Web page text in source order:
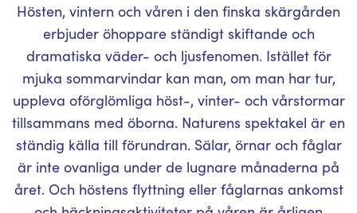
Hösten, vintern och våren i den finska skärgården
erbjuder öhoppare ständigt skiftande och
dramatiska väder- och ljusfenomen. Istället för
mjuka sommarvindar kan man, om man har tur,
uppleva oförglömliga höst-, vinter- och vårstormar
tillsammans med öborna. Naturens spektakel är en
ständig källa till förundran. Sälar, örnar och fåglar
är inte ovanliga under de lugnare månaderna på
året. Och höstens flyttning eller fåglarnas ankomst